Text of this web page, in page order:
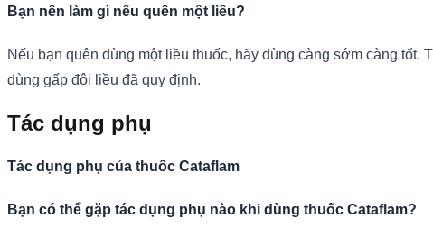
Bạn nên làm gì nếu quên một liều?
Nếu bạn quên dùng một liều thuốc, hãy dùng càng sớm càng
dùng gấp đôi liều đã quy định.
Tác dụng phụ
Tác dụng phụ của thuốc Cataflam
Bạn có thể gặp tác dụng phụ nào khi dùng thuốc Cataflam?